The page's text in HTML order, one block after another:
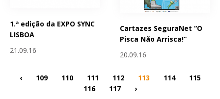
1.ª edição da EXPO SYNC
LISBOA
21.09.16
Cartazes SeguraNet “O
Pisca Não Arrisca!”
20.09.16
‹ 109 110 111 112 113 114
115
116
117 ›